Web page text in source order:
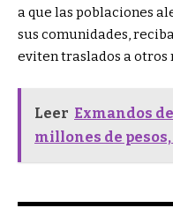
a que las poblaciones
sus comunidades,
eviten traslados a otros
Leer Exmandos
millones de